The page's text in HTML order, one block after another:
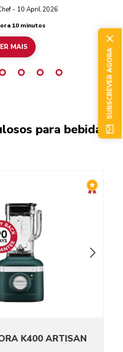
- 10 April 2026
10 minutos
MAIS
para bebidas
K400 ARTISAN
SUBSCREVER AGORA